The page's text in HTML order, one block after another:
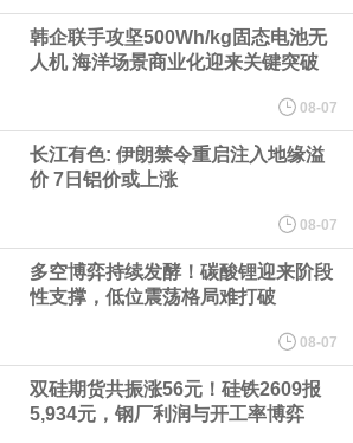
非常满意”。特朗普在社交媒体上发帖称，一些媒体有关
就弹药短缺问题发生冲突的报道是“完全没有根据的谣
格塞思所做的工作“非常满意”。
64美元/盎司，日内涨3.91%。
近日在法说会上表示，在需求增加、价格走高及货源
利因素带动下，预期第3季度营运将优于第2季度，并
年营运成果。
韩企联手攻坚500Wh/kg固态电池无
人机 海洋场景商业化迎来关键突破
08-07
长江有色: 伊朗禁令重启注入地缘溢
价 7日铝价或上涨
08-07
多空博弈持续发酵！碳酸锂迎来阶段
性支撑，低位震荡格局难打破
08-07
双硅期货共振涨56元！硅铁2609报
5,934元，钢厂利润与开工率博弈